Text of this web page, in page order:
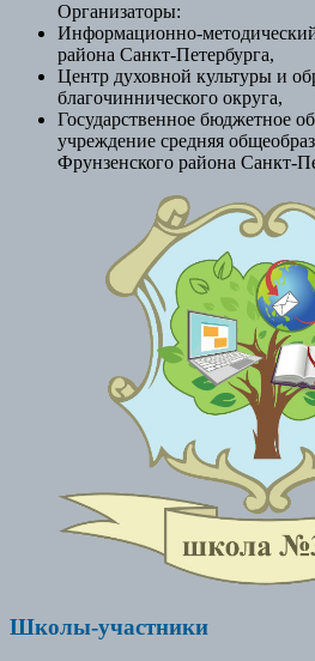
Организаторы:
Информационно-
района Санкт-Петербурга,
Центр духовной культуры и
благочиннического округа,
Государственное бюджетное
учреждение средняя
Фрунзенского района Санкт-
Школы-участники